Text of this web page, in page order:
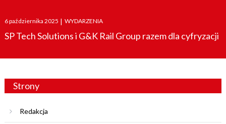
Posted
on
6 października 2025 | WYDARZENIA
SP Tech Solutions i G&K Rail Group razem dla cyfryzacji
Strony
Redakcja